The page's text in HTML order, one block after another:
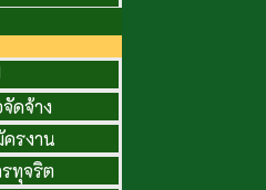
ดจ้าง
รงาน
ทุจริต